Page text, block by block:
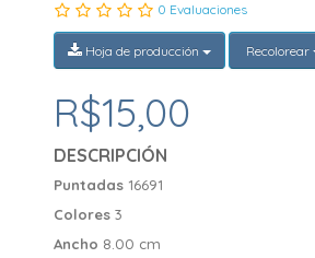
0 Evaluaciones
Hoja de producción Recolorear
R$15,00
DESCRIPCIÓN
Puntadas 16691
Colores3
Ancho 8.00 cm